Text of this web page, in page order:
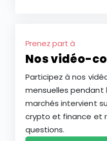
Prenez part à
Nos vidéo-
Participez à nos
mensuelles pendant
marchés intervient
crypto et finance et
questions.